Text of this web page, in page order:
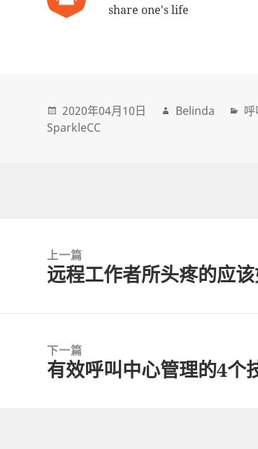
share one's life
2020年04月10日 Belinda
SparkleCC
navigation上一篇
上
章:
远程工作者所头疼的应
下一篇
下
有效呼叫中心管理的4个